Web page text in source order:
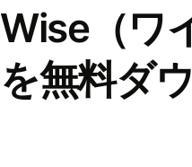
Wise（ワ
を無料ダ